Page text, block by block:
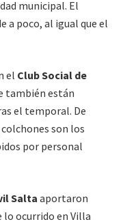
municipal. El
a poco, al igual que el
el Club Social de
también están
el temporal. De
son los
por personal
Salta aportaron
lo ocurrido en Villa